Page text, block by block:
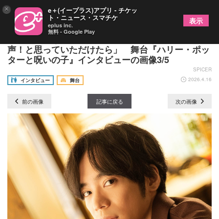
新ハリーとなる小野賢章「映画の吹き替えと同じ
声！と思っていただけたら」 舞台『ハリー・ポッ
ターと呪いの子』インタビューの画像3/5
SPICER
インタビュー
舞台 2026.4.16
前の画像 記事に戻る 次の画像
× e＋(イープラス)アプリ - チケッ
ト・ニュース・スマチケ
eplus inc.
無料 - Google Play
表示